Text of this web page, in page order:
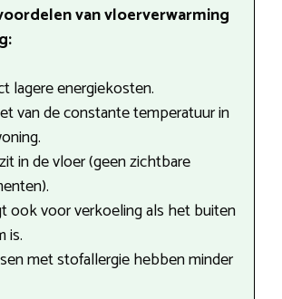
van vloerverwarming
lagere energiekosten.
van de constante temperatuur in
in de vloer (geen zichtbare
ook voor verkoeling als het buiten
is.
met stofallergie hebben minder